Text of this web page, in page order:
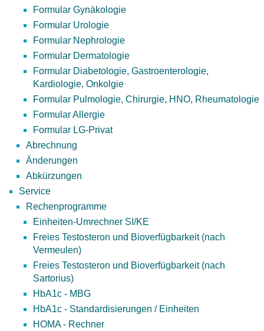
Formular Gynäkologie
Formular Urologie
Formular Nephrologie
Formular Dermatologie
Formular Diabetologie, Gastroenterologie,
Kardiologie, Onkolgie
Formular Pulmologie, Chirurgie, HNO, Rheumatologie
Formular Allergie
Formular LG-Privat
Abrechnung
Änderungen
Abkürzungen
Service
Rechenprogramme
Einheiten-Umrechner SI/KE
Freies Testosteron und Bioverfügbarkeit (nach
Vermeulen)
Freies Testosteron und Bioverfügbarkeit (nach
Sartorius)
HbA1c - MBG
HbA1c - Standardisierungen / Einheiten
HOMA - Rechner